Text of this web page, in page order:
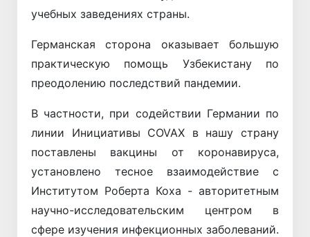
учебных заведениях страны.
Германская сторона оказывает большую
практическую помощь Узбекистану по
преодолению последствий пандемии.
В частности, при содействии Германии по
линии Инициативы COVAX в нашу страну
поставлены вакцины от коронавируса,
установлено тесное взаимодействие с
Институтом Роберта Коха - авторитетным
научно-исследовательским центром в
сфере изучения инфекционных заболеваний.